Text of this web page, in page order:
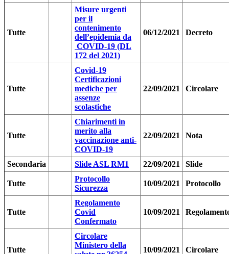
Tutte
Misure urgenti
per il
contenimento
dell’epidemia da
COVID-19 (DL
172 del 2021)
06/12/2021 Decreto
Tutte
Covid-19
Certificazioni
mediche per
assenze
scolastiche
22/09/2021 Circolare
Tutte
Chiarimenti in
merito alla
vaccinazione anti-
COVID-19
22/09/2021 Nota
Secondaria Slide ASL RM1 22/09/2021 Slide
Tutte
Protocollo
Sicurezza
10/09/2021 Protocollo
Tutte
Regolamento
Covid
Confermato
10/09/2021
Tutte
Circolare
Ministero della
10/09/2021 Circolare